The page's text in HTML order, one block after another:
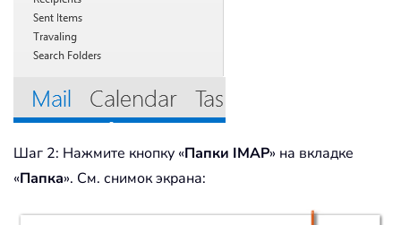
Шаг 2: Нажмите кнопку «Папки IMAP» на вкладке
«Папка». См. снимок экрана: